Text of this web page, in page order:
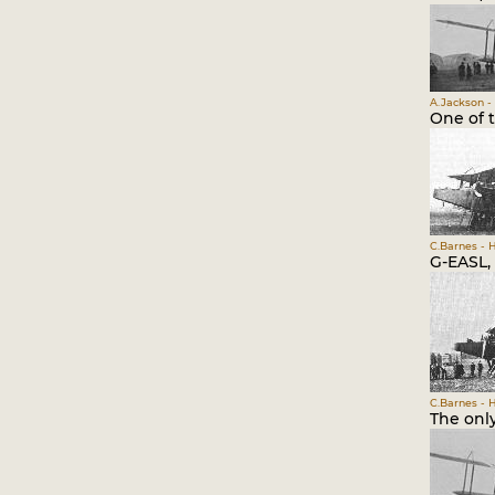
A.Jackson -
One of
C.Barnes -
G-
C.Barnes -
The